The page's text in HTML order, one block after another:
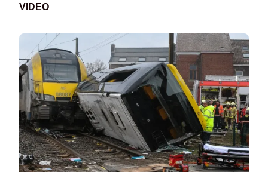
VIDEO